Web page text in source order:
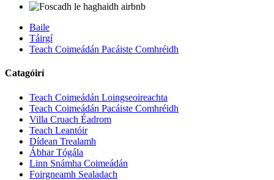
Baile
Táirgí
Teach Coimeádán Pacáiste Comhréidh
Catagóirí
Teach Coimeádán Loingseoireachta
Teach Coimeádán Pacáiste Comhréidh
Villa Cruach Éadrom
Teach Leantóir
Dídean Trealamh
Ábhar Tógála
Linn Snámha Coimeádán
Foirgneamh Sealadach